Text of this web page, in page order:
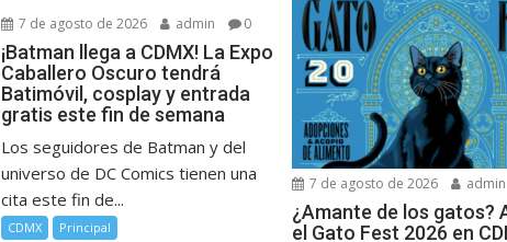
7 de agosto de 2026 admin 0
¡Batman llega a CDMX! La Expo
Caballero Oscuro tendrá
Batimóvil, cosplay y entrada
gratis este fin de semana
Los seguidores de Batman y del
universo de DC Comics tienen una
cita este fin de...
CDMX Principal
7 de agosto de 2026 admin
¿Amante de los gatos?
el Gato Fest 2026 en